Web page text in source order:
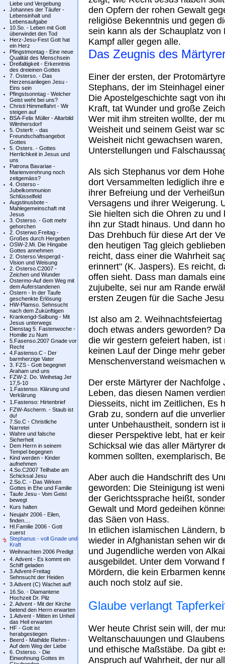
Liebe und Vergebung
Johannes der Täufer -
Lebensinhalt und
Lebensaufgabe
10.So. - Leben mit Gott
überwindet den Tod
Herz-Jesu-Fest Gott hat
ein Herz
Pfingstmontag - Eine neue
Qualität des Menschsein
Dreifaltigkeit - Erkenntnis
des dreieinen Gottes
7. Osterso. - Das
Herzensanliegen Jesu -
Eins sein
Pfingstsonntag - Welcher
Geist weht bei uns?
Christi Himmelfahrt - Wir
steigen auf
BSA-Felix Müller - Altarbild
Wilmhersdorf
5. Osterfr. - das
Freundschaftsangebot
Gottes
5. Osters. - Gottes
Herrlichkeit in Jesus und
uns
Patrona Bavariae -
Marienverehrung noch
zeitgemäss?
4. Osterso -
Jubelkommunion
Schlüsselfeld
Augstinusbote -
Mahlegemeinschaft mit
Jesus
3. Osterso. - Gott mehr
gehorchen
2. Osterwo.Freitag -
Großes durch Hergeben
OSW-2.Mi. Die Hingabe
Gottes annehmen
2. Osterso.Vespergd -
Vision und Weisung
2. Osterso.C2007 -
Zeichen und Wunder
Ostermo-Auf dem Weg mit
dem Auferstandenen
Ostern - In der Taufe
geschenkte Erlösung
HW-Plamso. Sehnsucht
nach dem Zukünftigen
Krankengd-Salbung - Mit
Jesus unterwegs
Dienstag 5. Fastenwoche -
Homilie zu Num
5.Fasenso.2007 Gnade vor
Recht
4.Fastenso.C - Der
barmherzige Vater
3. FZS - Gott begegnet
Araham und uns
FZW-2. Do. Weihetag Jer
17,5-10
1.Fastenso. Klärung und
Verklärung
1.Fastenso: Hirtenbrief
FZW-Ascherm. - Staub ist
du!
7.So.C - Christliche
Narretei
Wahre und falsche
Sicherheit
Dem Herrn in seinem
Tempel begegnen
Kind werden - Kinder
aufnehmen
4.So.C2007 Teilhabe am
Schicksal Jesu
2.So.C. - Das Wirken
Gottes in Ehe und Familie
Taufe Jesu - Vom Geist
bewegt
Kurs halten
Neujahr 2006 - Eilen,
finden....
Hl.Familie 2006 - Gott
zuerst
Stephanus - voll Gnade und
Kraft
Weihnachten 2006 Predigt
4. Advent - Es kommt ein
Schiff geladen
3.Advent-Freitag
Sehnsucht der Heiden
3.Advent (C) Wachet auf!
16.So. - Diamantene
Hochzeit Dr. Pilz
2. Advent - Mit der Kirche
betend den Herrn erwarten
1.Advent - Mitten im Unheil
das Heil erwarten
HF - Gott ist
herabgestiegen
Beerd - Mathilde Riehm -
Auf dem Weg der Liebe
6. Osterso. - Die
Einwohnung Gottes im
den Opfern der rohen Gewalt
religiöse Bekenntnis und gegen
sein kann als der Schauplatz
Kampf aller gegen alle.
Das Zeugnis des
Einer der ersten, der
Stephans, der im Steinhagel
Die Apostelgeschichte sagt von
Kraft, tat Wunder und große
Wer mit ihm streiten wollte, der
Weisheit und seinem Geist war
Weisheit nicht gewachsen
Unterstellungen und
Als sich Stephanus vor dem
dort Versammelten lediglich ihre
ihrer Befreiung und der
Versagens und ihrer Weigerung.
Sie hielten sich die Ohren zu
ihn zur Stadt hinaus. Und dann
Das Drehbuch für diese Art der
den heutigen Tag gleich
reicht, dass einer die Wahrheit
erinnert" (K. Jaspers). Es reicht,
offen sieht. Dass man damals
zujubelte, sei nur am Rande
ersten Zeugen für die Sache
Ist also am 2.
doch etwas anders geworden?
die wir gestern gefeiert haben,
keinen Lauf der Dinge mehr
Menschenverstand weismachen
Der erste Märtyrer der
Leben, das diesen Namen
Diesseits, nicht im Zeitlichen, Es
Grab zu, sondern auf die
unter Unbehaustheit, sondern ist
dieser Perspektive lebt, hat er
Schicksal wie das aller Märtyrer
kommen sollten, exemplarisch,
Aber auch die Handschrift des
geworden: Die Steinigung ist
der Gerichtssprache heißt,
Gewalt und Mord gedeihen
das Säen von Hass.
In etlichen islamischen Ländern,
wieder in Afghanistan sehen wir
und Jugendliche werden von
ausgebildet. Unter dem Vorwand
Mördern, die kein Erbarmen
auch noch stolz auf sie.
Glaube verlangt
Wer heute Christ sein will, der
Weltanschauungen und
und ethische Maßstäbe. Da gibt
Anspruch auf Wahrheit, der nur